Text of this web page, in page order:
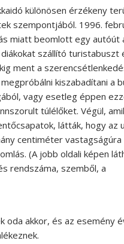
különösen érzékeny
szempontjából. 1996.
miatt beomlott egy autóút
szállító turistabuszt
ment a
kiszabadítani a
vagy esetleg éppen
túlélőket. Végül,
látták, hogy az
centiméter
(A jobb oldali képen
rendszáma, szemből, a
oda akkor, és az esemény